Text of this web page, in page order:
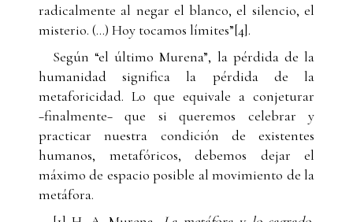
radicalmente al negar el blanco, el silencio, el
misterio. (…) Hoy tocamos límites”[4].
Según “el último Murena”, la pérdida de la
humanidad significa la pérdida de la
metaforicidad. Lo que equivale a conjeturar
−finalmente− que si queremos celebrar y
practicar nuestra condición de existentes
humanos, metafóricos, debemos dejar el
máximo de espacio posible al movimiento de la
metáfora.